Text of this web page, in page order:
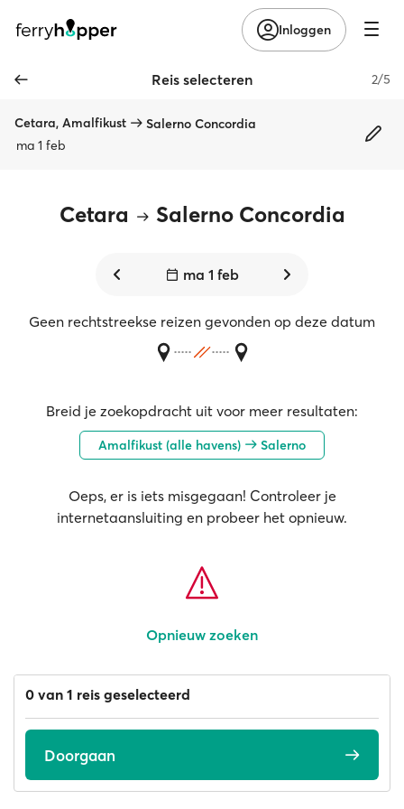
Inloggen
Reis selecteren 2/5
Cetara, Amalfikust
Salerno Concordia
ma 1 feb
Cetara Salerno Concordia
ma 1 feb
Geen rechtstreekse reizen gevonden op deze datum
Breid je zoekopdracht uit voor meer resultaten:
Amalfikust (alle havens) Salerno
Oeps, er is iets misgegaan! Controleer je
internetaansluiting en probeer het opnieuw.
Opnieuw zoeken
0 van 1 reis geselecteerd
Doorgaan